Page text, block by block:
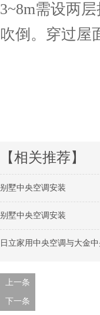
3~8m需设两
吹倒。穿过屋
【相关推荐】
别墅中央空调安装
别墅中央空调安装
日立家用中央空调与大金
上一条
下一条